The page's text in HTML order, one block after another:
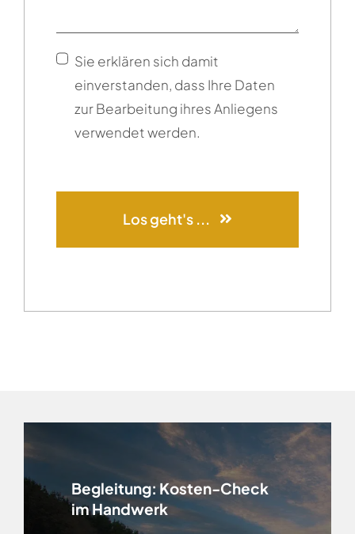
Sie erklären sich damit
einverstanden, dass Ihre Daten
zur Bearbeitung ihres Anliegens
verwendet werden.
Los geht's ...
Begleitung:Kosten-Check
im Handwerk